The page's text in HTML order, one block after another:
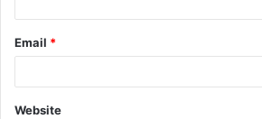
Email *
Website